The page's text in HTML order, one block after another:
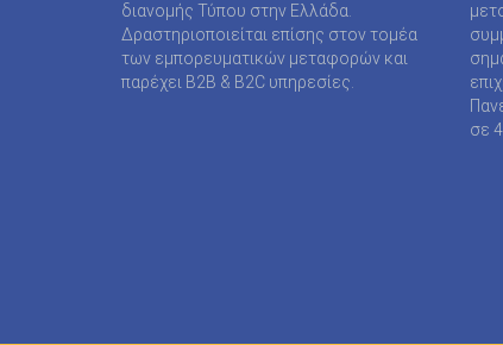
DOCUMENTO MEDIA ΜΟΝΟΠΡΟΣΩΠΗ ΙΚΕ
EK ARCHITECTURAL PUBLICATIONS LTD
διανομής Τύπου στην Ελλάδα.
Δραστηριοποιείται επίσης στον τομέα
των εμπορευματικών μεταφορών και
παρέχει B2B & B2C υπηρεσίες.
σε